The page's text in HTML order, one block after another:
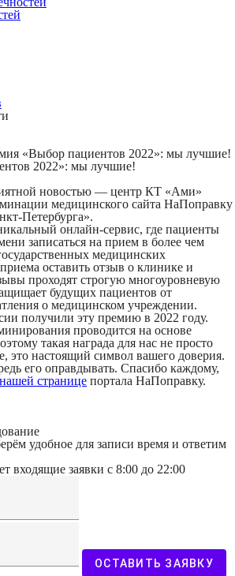
«Выбор пациентов 2022»: мы лучшие!
2022»: мы лучшие!
новостью — центр КТ «Ами»
медицинского сайта НаПоправку
Петербурга».
онлайн-сервис, где пациенты
записаться на прием в более чем
медицинских
оставить отзыв о клинике и
проходят строгую многоуровневую
будущих пациентов от
о медицинском учреждении.
получили эту премию в 2022 году.
проводится на основе
такая награда для нас не просто
это настоящий символ вашего доверия.
его оправдывать. Спасибо каждому,
нашей странице портала НаПоправку.
удобное для записи время и ответим
входящие заявки с 8:00 до 22:00
ОСТАВИТЬ ЗАЯВКУ